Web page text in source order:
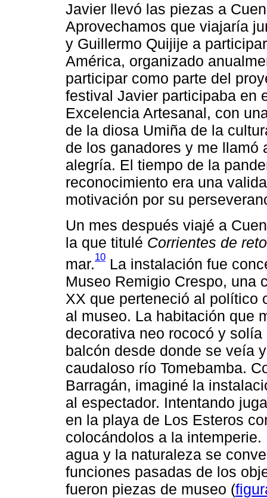
Javier llevó las piezas a
Aprovechamos que viajaría
y Guillermo Quijije a
América, organizado
participar como parte del
festival Javier participaba en
Excelencia Artesanal, con
de la diosa Umiña de la
de los ganadores y me llamó
alegría. El tiempo de la
reconocimiento era una
motivación por su
Un mes después viajé a
la que titulé Corrientes de
mar.10 La instalación fue
Museo Remigio Crespo, una
XX que perteneció al político
al museo. La habitación que
decorativa neo rococó y
balcón desde donde se veía
caudaloso río Tomebamba.
Barragán, imaginé la
al espectador. Intentando
en la playa de Los Esteros
colocándolos a la
agua y la naturaleza se
funciones pasadas de los
fueron piezas de museo (